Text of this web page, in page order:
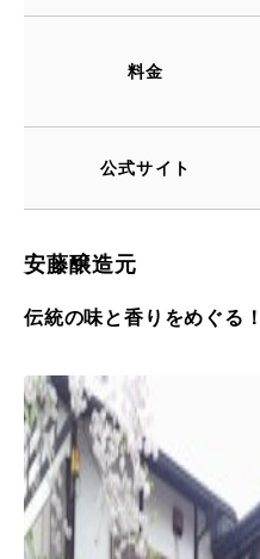
料金
公式サイト
安藤醸造元
伝統の味と香りをめぐる